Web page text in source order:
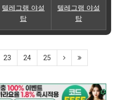
텔레그램 야설
탑
텔레그램 야설
탑
23 24 25